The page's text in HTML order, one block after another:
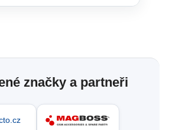
značky a partneři